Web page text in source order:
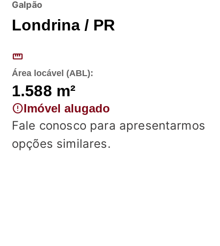
Galpão
Londrina / PR
straighten
Área locável (ABL):
1.588 m²
errorImóvel alugado
Fale conosco para apresentarmos
opções similares.